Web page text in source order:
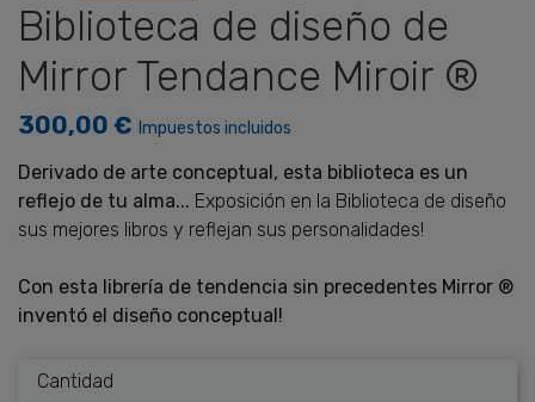
Biblioteca de diseño de
Mirror Tendance Miroir ®
300,00 € Impuestos incluidos
Derivado de arte conceptual, esta biblioteca es un
reflejo de tu alma... Exposición en la Biblioteca de diseño
sus mejores libros y reflejan sus personalidades!
Con esta librería de tendencia sin precedentes Mirror ®
inventó el diseño conceptual!
Cantidad